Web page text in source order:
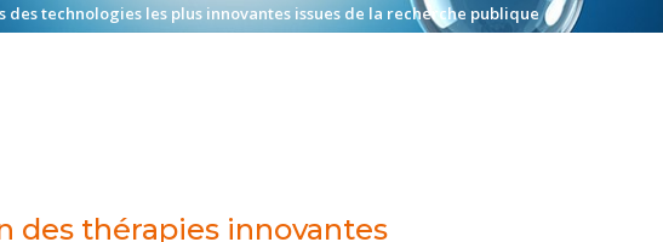
des technologies les plus innovantes issues de la recherche publique
des thérapies innovantes